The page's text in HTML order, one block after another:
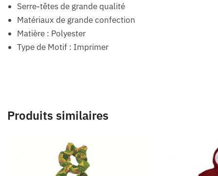
Serre-têtes de grande qualité
Matériaux de grande confection
Matière : Polyester
Type de Motif : Imprimer
Produits similaires